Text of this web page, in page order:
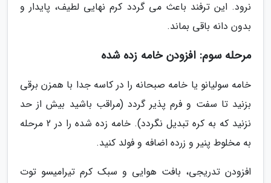
نرود. این ترفند باعث می گردد کرم نهایی لطیف، پایدار و
بدون دانه باقی بماند.
مرحله سوم: افزودن خامه زده شده
خامه سولیانو یا خامه صبحانه را در کاسه جدا با همزن برقی
بزنید تا سفت و فرم پذیر گردد (مراقب باشید بیش از حد
نزنید که به کره تبدیل نگردد). خامه زده شده را در 2 مرحله
به مخلوط پنیر و زرده اضافه و فولد کنید.
افزودن تدریجی، بافت هوایی و سبک کرم تیرامیسو توت